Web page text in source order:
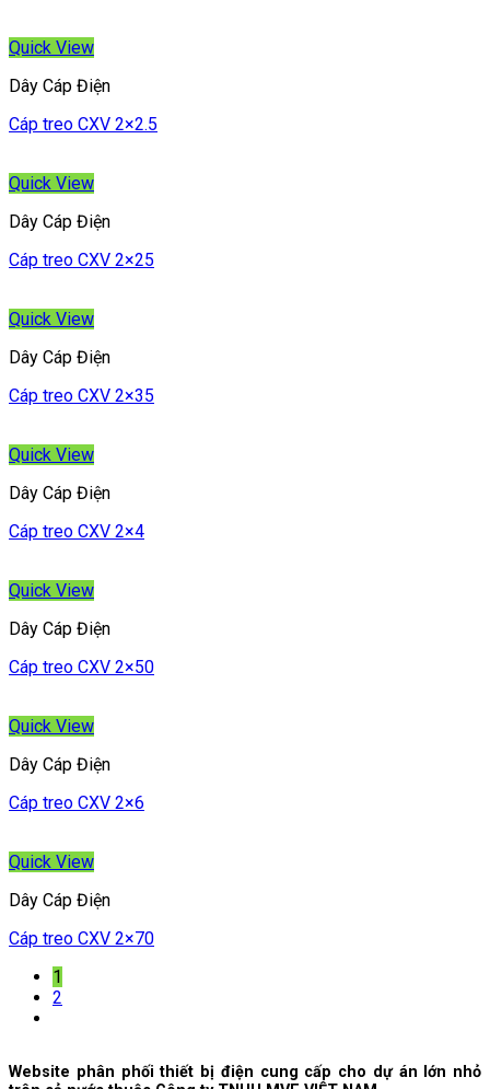
Quick View
Dây Cáp Điện
Cáp treo CXV 2×2.5
Quick View
Dây Cáp Điện
Cáp treo CXV 2×25
Quick View
Dây Cáp Điện
Cáp treo CXV 2×35
Quick View
Dây Cáp Điện
Cáp treo CXV 2×4
Quick View
Dây Cáp Điện
Cáp treo CXV 2×50
Quick View
Dây Cáp Điện
Cáp treo CXV 2×6
Quick View
Dây Cáp Điện
Cáp treo CXV 2×70
1
2
Website phân phối thiết bị điện cung cấp cho dự án lớn nhỏ